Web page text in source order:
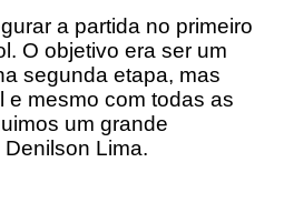
a partida no primeiro
O objetivo era ser um
segunda etapa, mas
e mesmo com todas as
um grande
Denilson Lima.